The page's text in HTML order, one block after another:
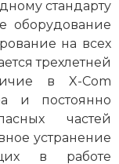
стандарту
оборудование
на всех
трехлетней
в X-Com
и постоянно
частей
устранение
в работе